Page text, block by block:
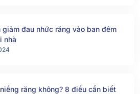
giảm đau nhức răng vào ban đêm
nhà
răng không? 8 điều cần biết